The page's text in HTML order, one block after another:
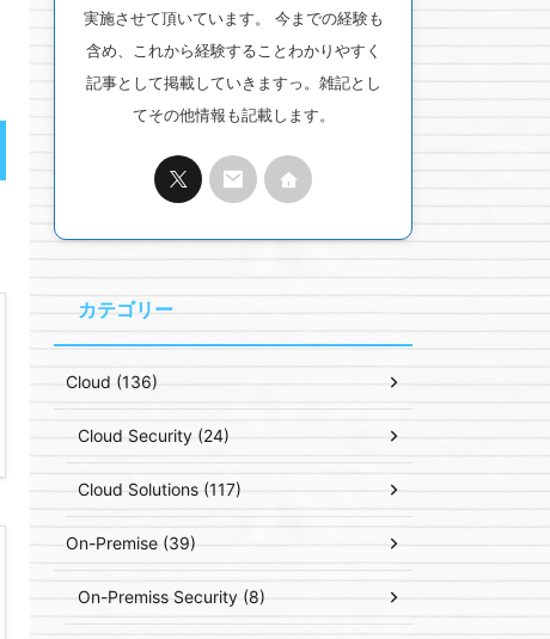
実施させて頂いています。 今までの経験も
含め、これから経験することわかりやすく
記事として掲載していきますっ。雑記とし
てその他情報も記載します。
カテゴリー
Cloud (136)
Cloud Security (24)
Cloud Solutions (117)
On-Premise (39)
On-Premiss Security (8)